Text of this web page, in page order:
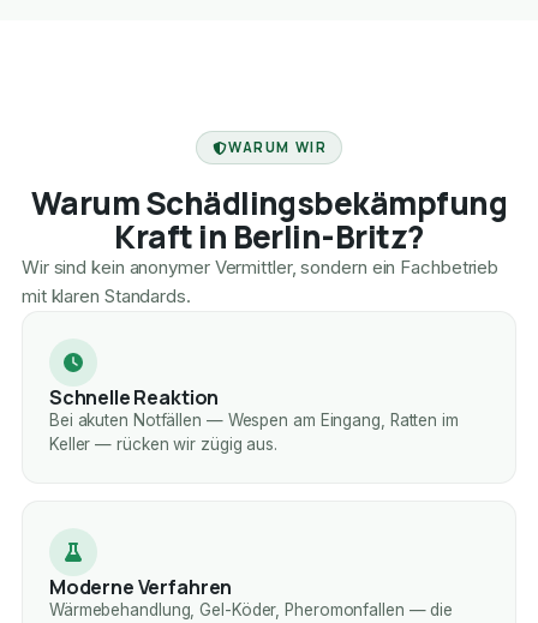
WARUM WIR
Warum Schädlingsbekämpfung
Kraft in Berlin-Britz?
Wir sind kein anonymer Vermittler, sondern ein Fachbetrieb
mit klaren Standards.
Schnelle Reaktion
Bei akuten Notfällen — Wespen am Eingang, Ratten im
Keller — rücken wir zügig aus.
Moderne Verfahren
Wärmebehandlung, Gel-Köder, Pheromonfallen — die